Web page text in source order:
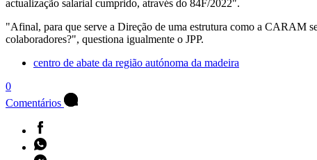
actualização salarial cumprido, através do 84F/2022".
"Afinal, para que serve a Direção de uma estrutura como a CARAM
colaboradores?", questiona igualmente o JPP.
centro de abate da região autónoma da madeira
0
Comentários